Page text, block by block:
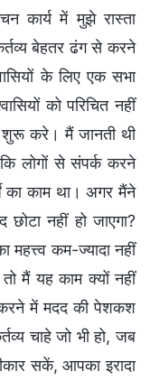
कार्य में मुझे रास्ता
बेहतर ढंग से करने
के लिए एक सभा
को परिचित नहीं
करे। मैं जानती थी
लोगों से संपर्क करने
का काम था। अगर मैंने
नहीं हो जाएगा?
कम-ज्यादा नहीं
मैं यह काम क्यों नहीं
में मदद की पेशकश
चाहे जो भी हो, जब
सकें, आपका इरादा